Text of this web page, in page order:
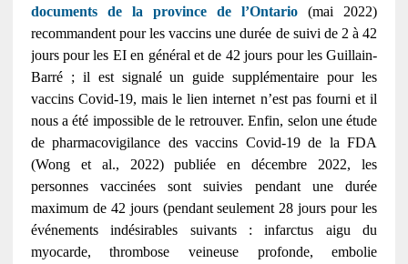
documents de la province de l’Ontario (mai 2022)
recommandent pour les vaccins une durée de suivi de 2 à 42
jours pour les EI en général et de 42 jours pour les Guillain-
Barré ; il est signalé un guide supplémentaire pour les
vaccins Covid-19, mais le lien internet n’est pas fourni et il
nous a été impossible de le retrouver. Enfin, selon une étude
de pharmacovigilance des vaccins Covid-19 de la FDA
(Wong et al., 2022) publiée en décembre 2022, les
personnes vaccinées sont suivies pendant une durée
maximum de 42 jours (pendant seulement 28 jours pour les
événements indésirables suivants : infarctus aigu du
myocarde, thrombose veineuse profonde, embolie